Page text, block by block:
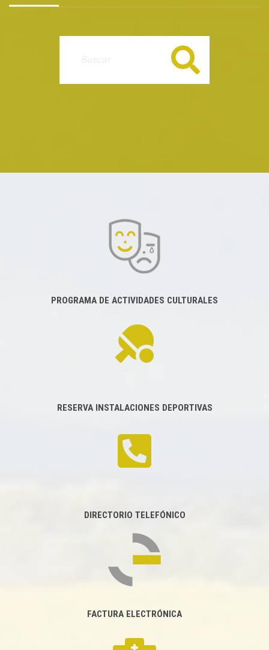
Buscar
PROGRAMA DE ACTIVIDADES CULTURALES
RESERVA INSTALACIONES DEPORTIVAS
DIRECTORIO TELEFÓNICO
FACTURA ELECTRÓNICA